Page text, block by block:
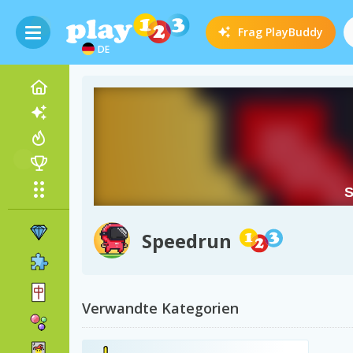
DE
Frag PlayBuddy
Speedrun
Verwandte Kategorien